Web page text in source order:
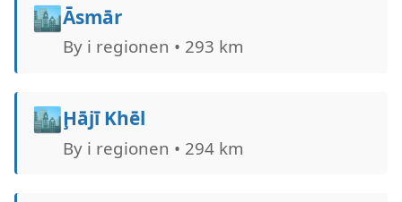
🏙️Āsmār
By i regionen • 293 km
🏙️Ḩājī Khēl
By i regionen • 294 km